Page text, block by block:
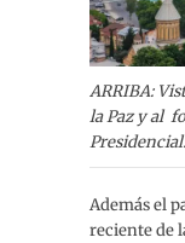
ARRIBA:
la Paz y al
Además el
reciente de